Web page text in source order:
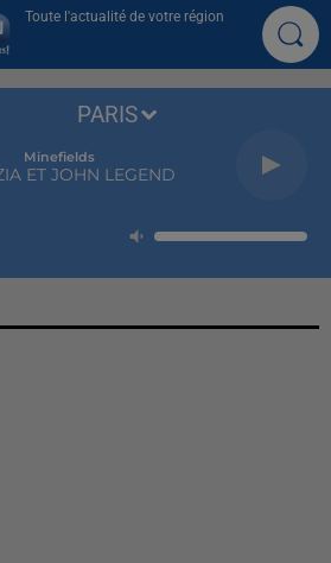
Toute l'actualité de votre région
Minefields
ET JOHN LEGEND
PARIS